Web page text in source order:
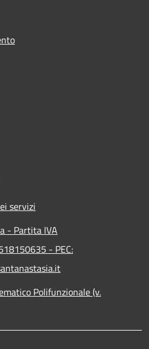
servizi
- Partita IVA
- PEC:
Polifunzionale (v.